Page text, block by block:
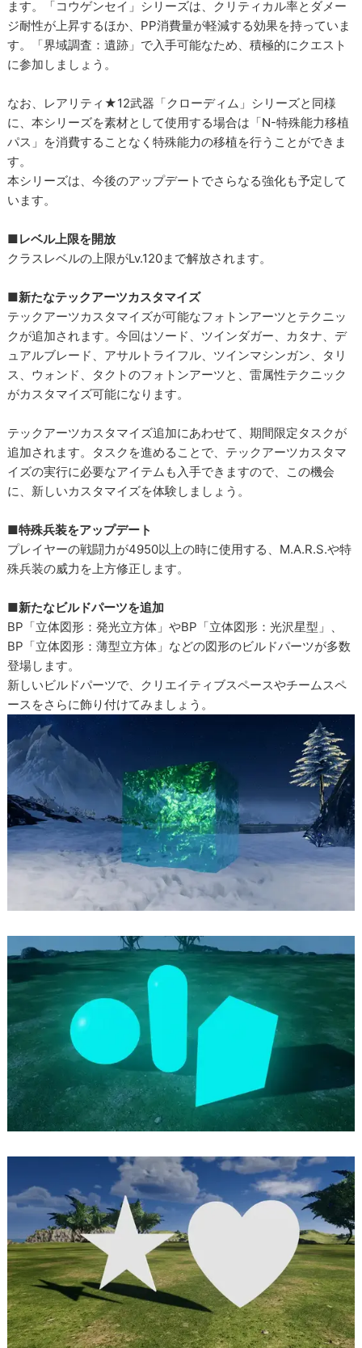
ます。「コウゲンセイ」シリーズは、クリティカル率とダメー
ジ耐性が上昇するほか、PP消費量が軽減する効果を持っていま
す。「界域調査：遺跡」で入手可能なため、積極的にクエスト
に参加しましょう。
なお、レアリティ★12武器「クローディム」シリーズと同様
に、本シリーズを素材として使用する場合は「N-特殊能力移植
パス」を消費することなく特殊能力の移植を行うことができま
す。
本シリーズは、今後のアップデートでさらなる強化も予定して
います。
■レベル上限を開放
クラスレベルの上限がLv.120まで解放されます。
■新たなテックアーツカスタマイズ
テックアーツカスタマイズが可能なフォトンアーツとテクニッ
クが追加されます。今回はソード、ツインダガー、カタナ、デ
ュアルブレード、アサルトライフル、ツインマシンガン、タリ
ス、ウォンド、タクトのフォトンアーツと、雷属性テクニック
がカスタマイズ可能になります。
テックアーツカスタマイズ追加にあわせて、期間限定タスクが
追加されます。タスクを進めることで、テックアーツカスタマ
イズの実行に必要なアイテムも入手できますので、この機会
に、新しいカスタマイズを体験しましょう。
■特殊兵装をアップデート
プレイヤーの戦闘力が4950以上の時に使用する、M.A.R.S.や特
殊兵装の威力を上方修正します。
■新たなビルドパーツを追加
BP「立体図形：発光立方体」やBP「立体図形：光沢星型」、
BP「立体図形：薄型立方体」などの図形のビルドパーツが多数
登場します。
新しいビルドパーツで、クリエイティブスペースやチームスペ
ースをさらに飾り付けてみましょう。